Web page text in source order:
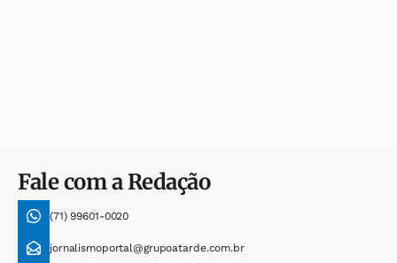
Fale com a Redação
(71) 99601-0020
jornalismoportal@grupoatarde.com.br